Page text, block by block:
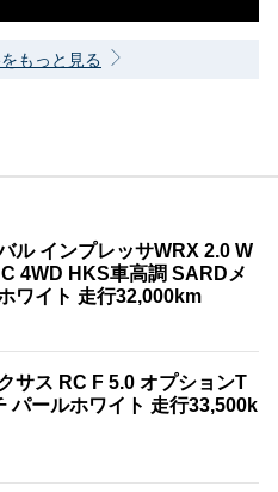
もっと見る
ル インプレッサWRX 2.0 W
4WD HKS車高調 SARDメ
ワイト 走行32,000km
サス RC F 5.0 オプションT
パールホワイト 走行33,500k